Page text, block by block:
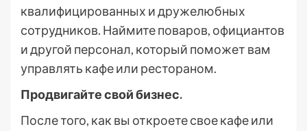
квалифицированных и дружелюбных
сотрудников. Наймите поваров, официантов
и другой персонал, который поможет вам
управлять кафе или рестораном.
Продвигайте свой бизнес.
После того, как вы откроете свое кафе или